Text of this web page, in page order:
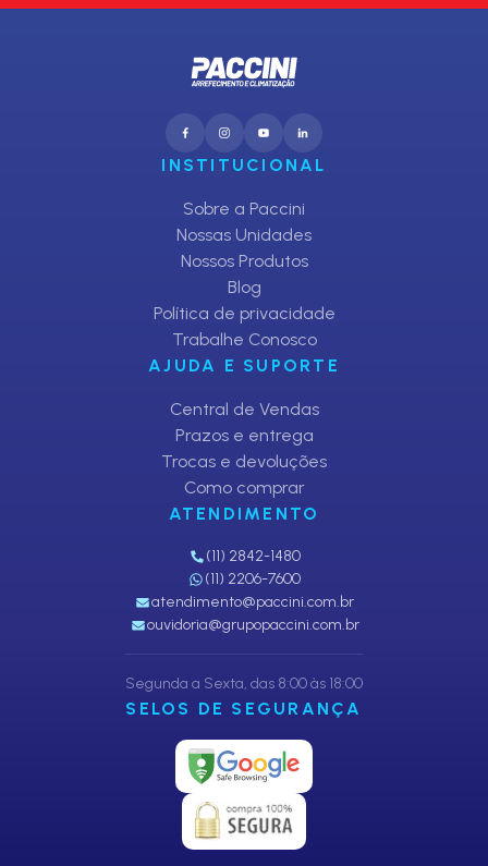
INSTITUCIONAL
Sobre a Paccini
Nossas Unidades
Nossos Produtos
Blog
Política de privacidade
Trabalhe Conosco
AJUDA E SUPORTE
Central de Vendas
Prazos e entrega
Trocas e devoluções
Como comprar
ATENDIMENTO
(11) 2842-1480
(11) 2206-7600
atendimento@paccini.com.br
ouvidoria@grupopaccini.com.br
Segunda a Sexta, das 8:00 às 18:00
SELOS DE SEGURANÇA